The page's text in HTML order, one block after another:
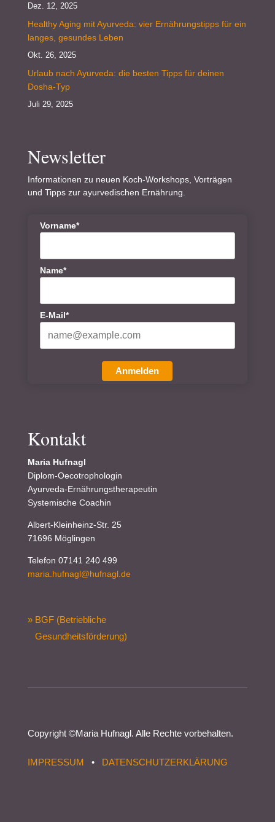
Dez. 12, 2025
Healthy Aging mit Ayurveda: vier Ernährungstipps für ein
langes, gesundes Leben
Okt. 26, 2025
Urlaub nach Ayurveda: die besten Tipps für deinen
Dosha-Typ
Juli 29, 2025
Newsletter
Informationen zu neuen Koch-Workshops, Vorträgen
und Tipps zur ayurvedischen Ernährung.
Vorname*
Name*
E-Mail*
Anmelden
Kontakt
Maria Hufnagl
Diplom-Oecotrophologin
Ayurveda-Ernährungstherapeutin
Systemische Coachin
Albert-Kleinheinz-Str. 25
71696 Möglingen
Telefon 07141 240 499
maria.hufnagl@hufnagl.de
» BGF (Betriebliche
Gesundheitsförderung)
Copyright ©Maria Hufnagl. Alle Rechte vorbehalten.
IMPRESSUM • DATENSCHUTZERKLÄRUNG